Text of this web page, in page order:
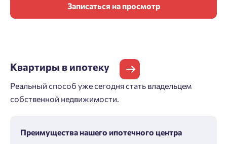
Записаться на просмотр
Квартиры в ипотеку
Реальный способ уже сегодня стать владельцем
собственной недвижимости.
Преимущества нашего ипотечного центра